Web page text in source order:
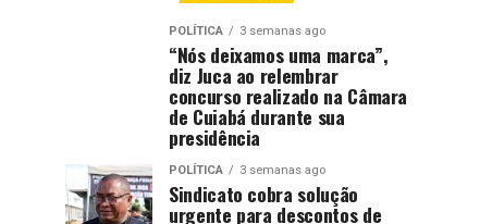
POLÍTICA 3 semanas ago
“Nós deixamos uma marca”,
diz Juca ao relembrar
concurso realizado na Câmara
de Cuiabá durante sua
presidência
POLÍTICA 3 semanas ago
Sindicato cobra solução
urgente para descontos de